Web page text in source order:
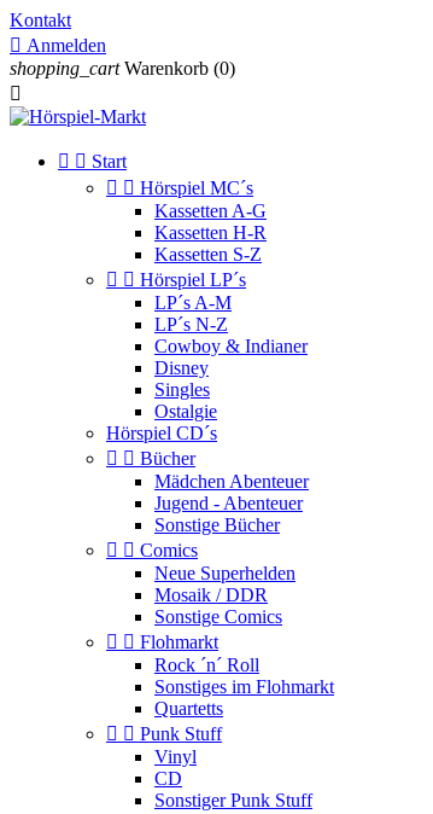
Kontakt
 Anmelden
shopping_cart Warenkorb (0)

  Start
  Hörspiel MC´s
Kassetten A-G
Kassetten H-R
Kassetten S-Z
  Hörspiel LP´s
LP´s A-M
LP´s N-Z
Cowboy & Indianer
Disney
Singles
Ostalgie
Hörspiel CD´s
  Bücher
Mädchen Abenteuer
Jugend - Abenteuer
Sonstige Bücher
  Comics
Neue Superhelden
Mosaik / DDR
Sonstige Comics
  Flohmarkt
Rock ´n´ Roll
Sonstiges im Flohmarkt
Quartetts
  Punk Stuff
Vinyl
CD
Sonstiger Punk Stuff